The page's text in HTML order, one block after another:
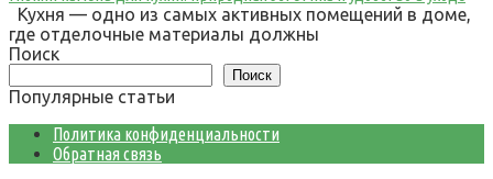
Кухня — одно из самых активных помещений в доме,
где отделочные материалы должны
Поиск
Поиск
Популярные статьи
Политика конфиденциальности
Обратная связь